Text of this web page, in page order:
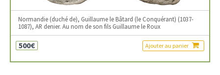
Normandie (duché de), Guillaume le Bâtard (le Conquérant) (1037-
1087), AR denier. Au nom de son fils Guillaume le Roux
500€ Ajouter au panier